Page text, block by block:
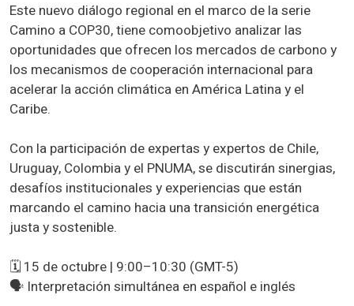
Este nuevo diálogo regional en el marco de la serie
Camino a COP30, tiene comoobjetivo analizar las
oportunidades que ofrecen los mercados de carbono y
los mecanismos de cooperación internacional para
acelerar la acción climática en América Latina y el
Caribe.
Con la participación de expertas y expertos de Chile,
Uruguay, Colombia y el PNUMA, se discutirán sinergias,
desafíos institucionales y experiencias que están
marcando el camino hacia una transición energética
justa y sostenible.
🗓️ 15 de octubre | 9:00–10:30 (GMT-5)
🗣️ Interpretación simultánea en español e inglés